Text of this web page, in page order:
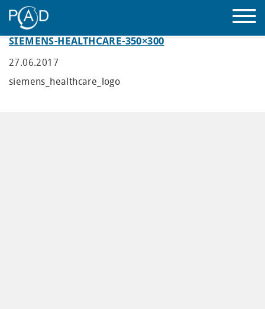
ÜBER UNS
SIEMENS-HEALTHCARE-350×300
27.06.2017
siemens_healthcare_logo